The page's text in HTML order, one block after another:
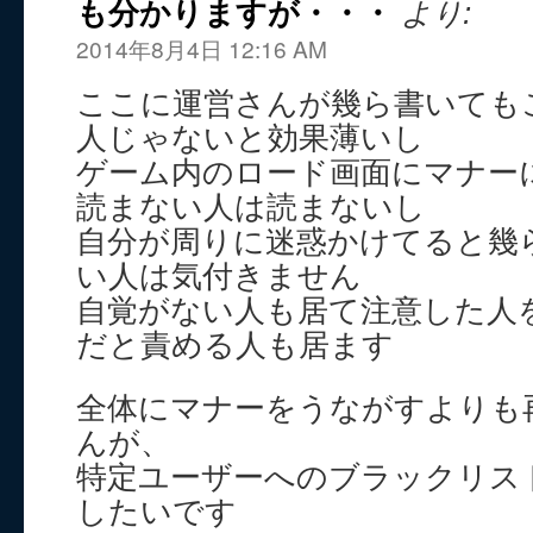
も分かりますが・・・ より:
2014年8月4日 12:16 AM
ここに運営さんが幾ら書いて
人じゃないと効果薄いし
ゲーム内のロード画面にマナ
読まない人は読まないし
自分が周りに迷惑かけてると
い人は気付きません
自覚がない人も居て注意した
だと責める人も居ます
全体にマナーをうながすより
んが、
特定ユーザーへのブラックリス
したいです